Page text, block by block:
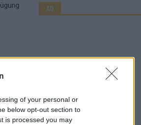
of your personal or
below opt-out section to
is processed you may
AD